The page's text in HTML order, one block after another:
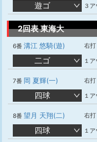
遊ゴ ３
2回表 東海大
6番 溝江 悠騎(遊) 右打
二ゴ １
7番 岡 夏輝(一) 右打
四球 １
8番 望月 天翔(二) 右打
四球 １